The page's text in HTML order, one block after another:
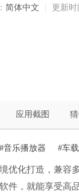
简体中文 更新时
应用截图
#音乐播放器 #车
优化打造，兼容
件，就能享受高